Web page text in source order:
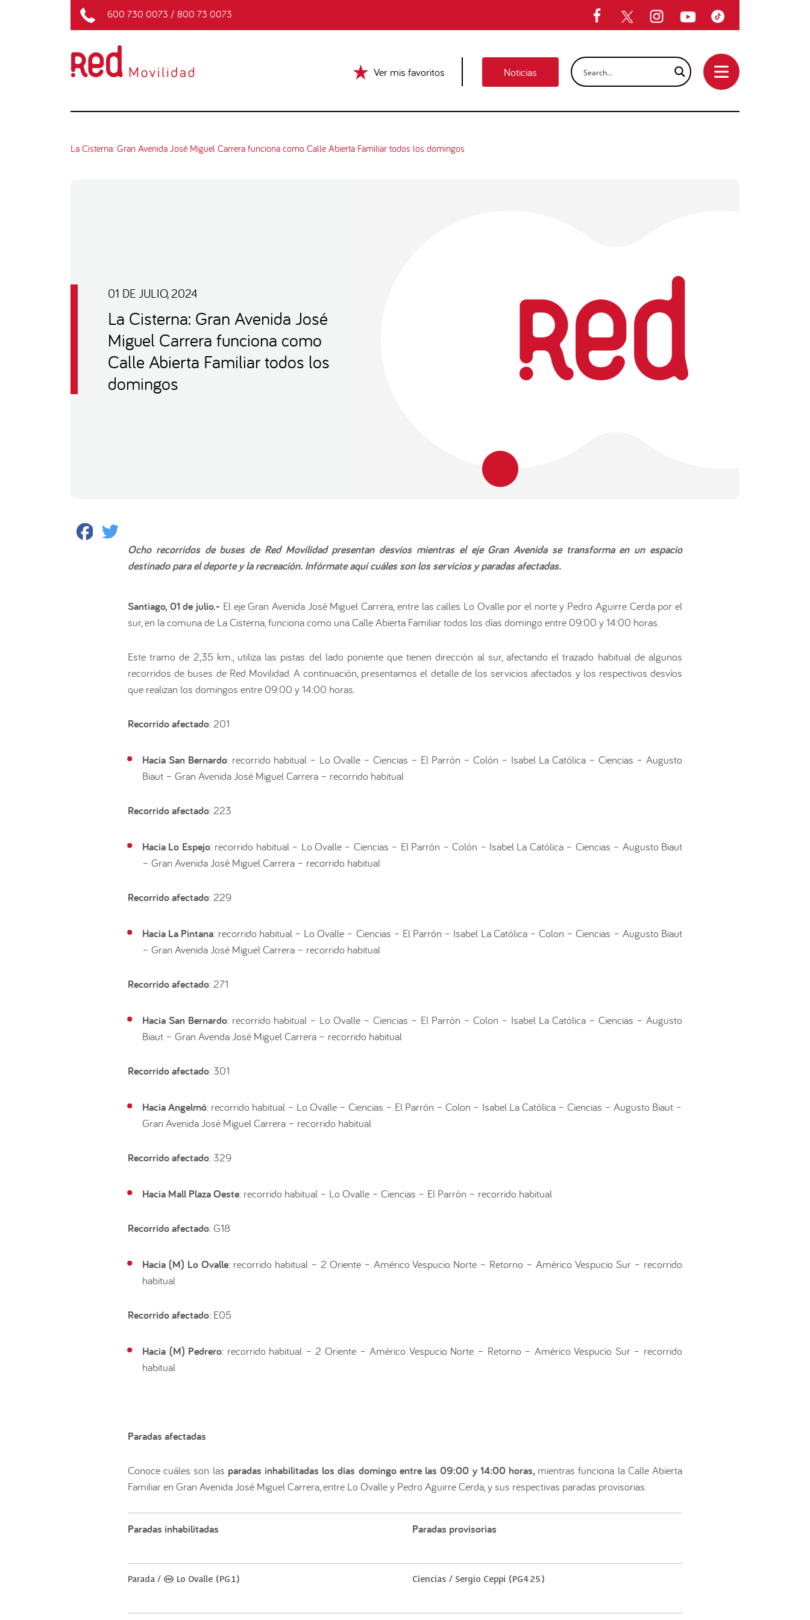
600 730 0073 / 800 73 0073
Ver mis favoritos Noticias
La Cisterna: Gran Avenida José Miguel Carrera funciona como Calle Abierta Familiar todos los domingos
01 DE JULIO, 2024
La Cisterna: Gran Avenida José
Miguel Carrera funciona como
Calle Abierta Familiar todos los
domingos
Facebook
Ocho recorridos de buses de Red Movilidad presentan desvíos mientras el eje Gran Avenida se transforma en un espacio
destinado para el deporte y la recreación. Infórmate aquí cuáles son los servicios y paradas afectadas.
Santiago, 01 de julio.- El eje Gran Avenida José Miguel Carrera, entre las calles Lo Ovalle por el norte y Pedro Aguirre Cerda por el
sur, en la comuna de La Cisterna, funciona como una Calle Abierta Familiar todos los días domingo entre 09:00 y 14:00 horas.
Este tramo de 2,35 km., utiliza las pistas del lado poniente que tienen dirección al sur, afectando el trazado habitual de algunos
recorridos de buses de Red Movilidad. A continuación, presentamos el detalle de los servicios afectados y los respectivos desvíos
que realizan los domingos entre 09:00 y 14:00 horas.
Recorrido afectado: 201
Hacia San Bernardo: recorrido habitual – Lo Ovalle – Ciencias – El Parrón – Colón – Isabel La Católica – Ciencias – Augusto
Biaut – Gran Avenida José Miguel Carrera – recorrido habitual
Recorrido afectado: 223
Hacia Lo Espejo: recorrido habitual – Lo Ovalle – Ciencias – El Parrón – Colón – Isabel La Católica – Ciencias – Augusto Biaut
– Gran Avenida José Miguel Carrera – recorrido habitual
Recorrido afectado: 229
Hacia La Pintana: recorrido habitual – Lo Ovalle – Ciencias – El Parrón – Isabel La Católica – Colon – Ciencias – Augusto Biaut
– Gran Avenida José Miguel Carrera – recorrido habitual
Recorrido afectado: 271
Hacia San Bernardo: recorrido habitual – Lo Ovalle – Ciencias – El Parrón – Colon – Isabel La Católica – Ciencias – Augusto
Biaut – Gran Avenda José Miguel Carrera – recorrido habitual
Recorrido afectado: 301
Hacia Angelmó: recorrido habitual – Lo Ovalle – Ciencias – El Parrón – Colon – Isabel La Católica – Ciencias – Augusto Biaut –
Gran Avenida José Miguel Carrera – recorrido habitual
Recorrido afectado: 329
Hacia Mall Plaza Oeste: recorrido habitual – Lo Ovalle – Ciencias – El Parrón – recorrido habitual
Recorrido afectado: G18
Hacia (M) Lo Ovalle: recorrido habitual – 2 Oriente – Américo Vespucio Norte – Retorno – Américo Vespucio Sur – recorrido
habitual
Recorrido afectado: E05
Hacia (M) Pedrero: recorrido habitual – 2 Oriente – Américo Vespucio Norte – Retorno – Américo Vespucio Sur – recorrido
habitual
Paradas afectadas
Conoce cuáles son las paradas inhabilitadas los días domingo entre las 09:00 y 14:00 horas, mientras funciona la Calle Abierta
Familiar en Gran Avenida José Miguel Carrera, entre Lo Ovalle y Pedro Aguirre Cerda, y sus respectivas paradas provisorias.
Paradas inhabilitadas Paradas provisorias
Parada / (M) Lo Ovalle (PG1) Ciencias / Sergio Ceppi (PG425)